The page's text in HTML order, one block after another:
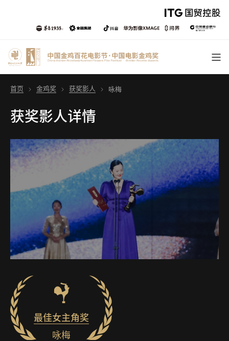
首页 金鸡奖 获奖影人 咏梅
获奖影人详情
最佳女主角奖
咏梅